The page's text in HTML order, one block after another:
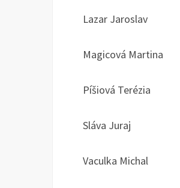
Lazar Jaroslav
Magicová Martina
Píšiová Terézia
Sláva Juraj
Vaculka Michal